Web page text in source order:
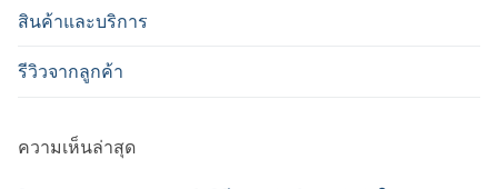
สินค้าและบริการ
รีวิวจากลูกค้า
ความเห็นล่าสุด